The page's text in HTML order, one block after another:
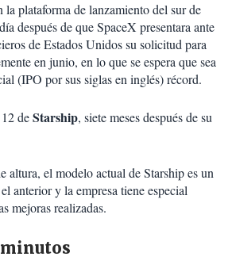
plataforma de lanzamiento del sur de
después de que SpaceX presentara ante
de Estados Unidos su solicitud para
en junio, en lo que se espera que sea
(IPO por sus siglas en inglés) récord.
deStarship, siete meses después de su
altura, el modelo actual de Starship es un
anterior y la empresa tiene especial
mejoras realizadas.
minutos